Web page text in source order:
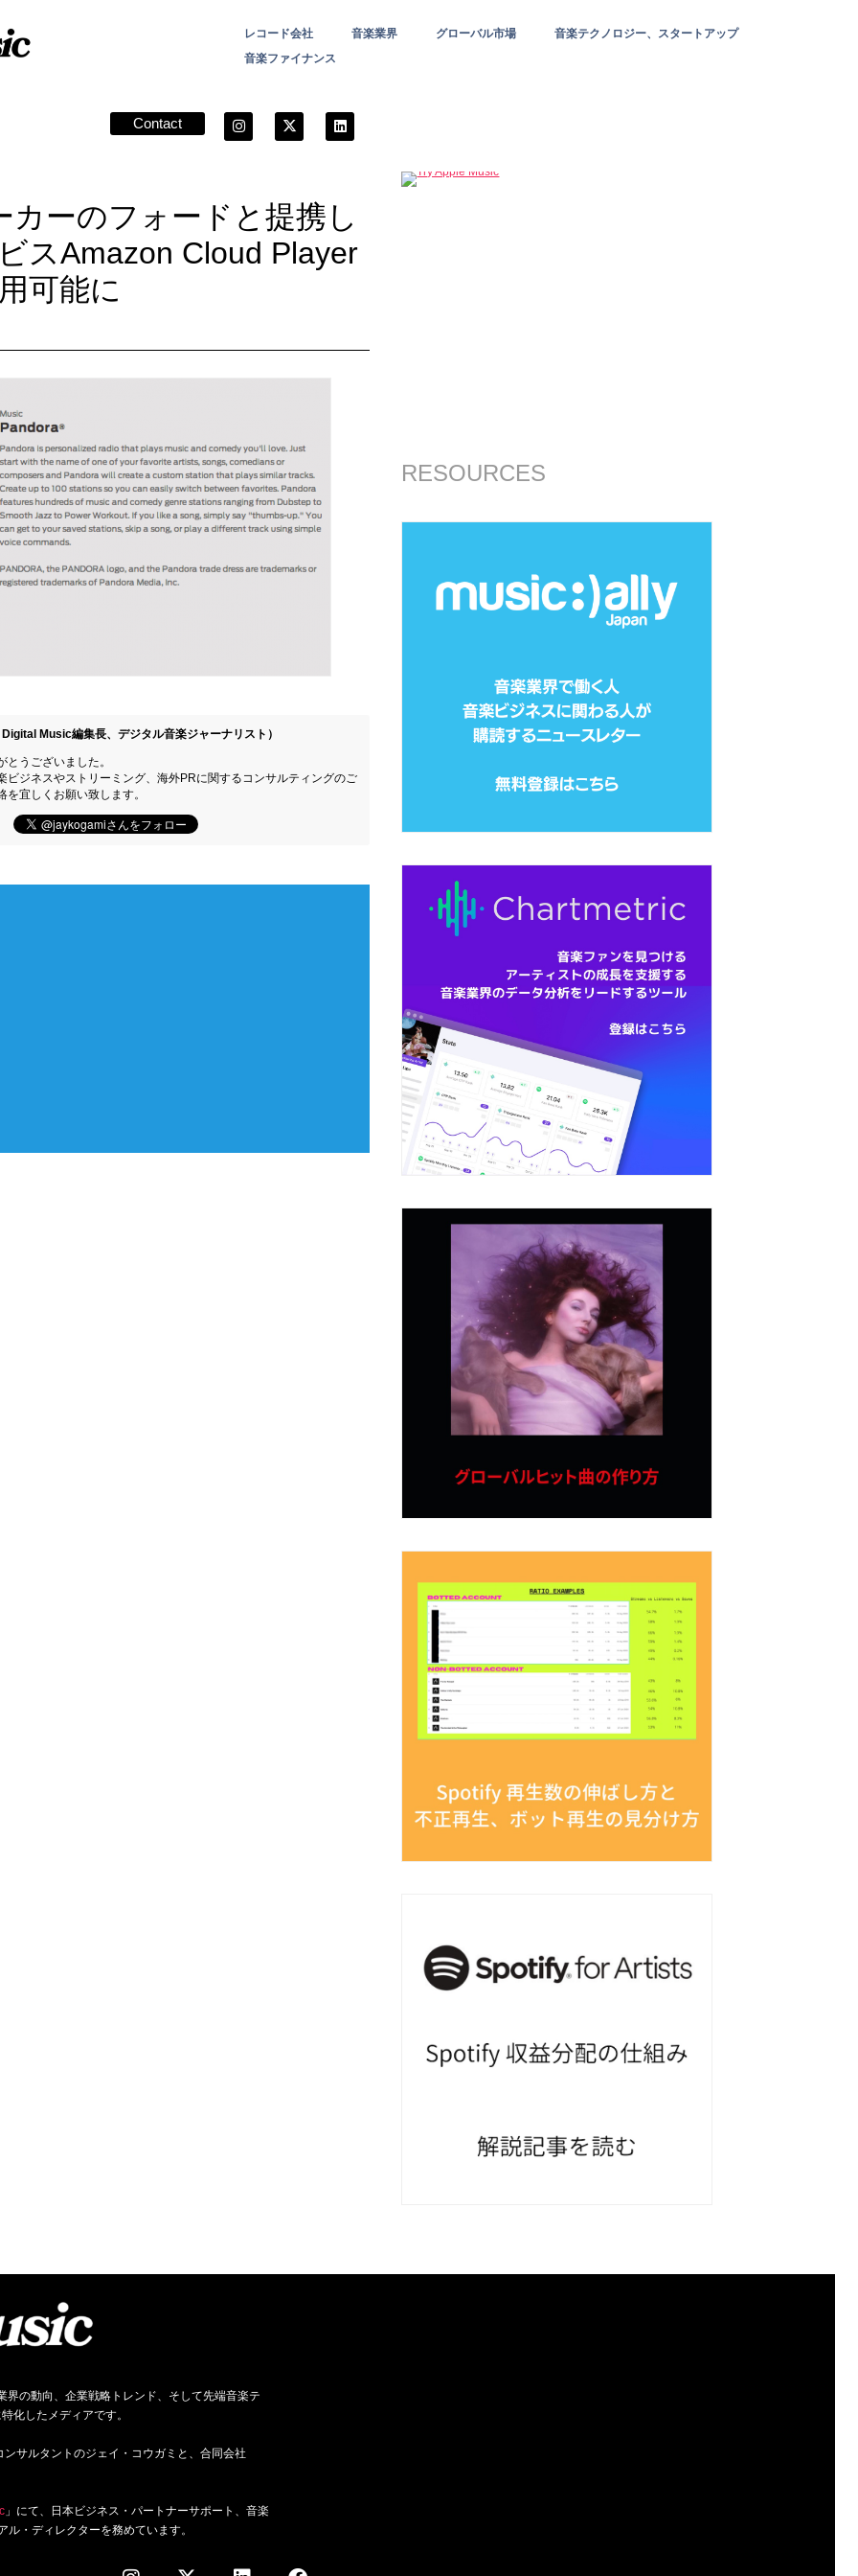
レコード会社 音楽業界 グローバル市場
音楽テクノロジー、スタートアップ
音楽ファイナンス
Contact
カーのフォードと提携し
スAmazon Cloud Player
可能に
Music編集長、デジタル音楽ジャーナリスト）
うございました。
ビジネスやストリーミング、海外PRに関するコンサルティングのご
宜しくお願い致します。
RESOURCES
の動向、企業戦略トレンド、そして先端音楽テ
化したメディアです。
サルタントのジェイ・コウガミと、合同会社
」にて、日本ビジネス・パートナーサポート、音楽
ル・ディレクターを務めています。